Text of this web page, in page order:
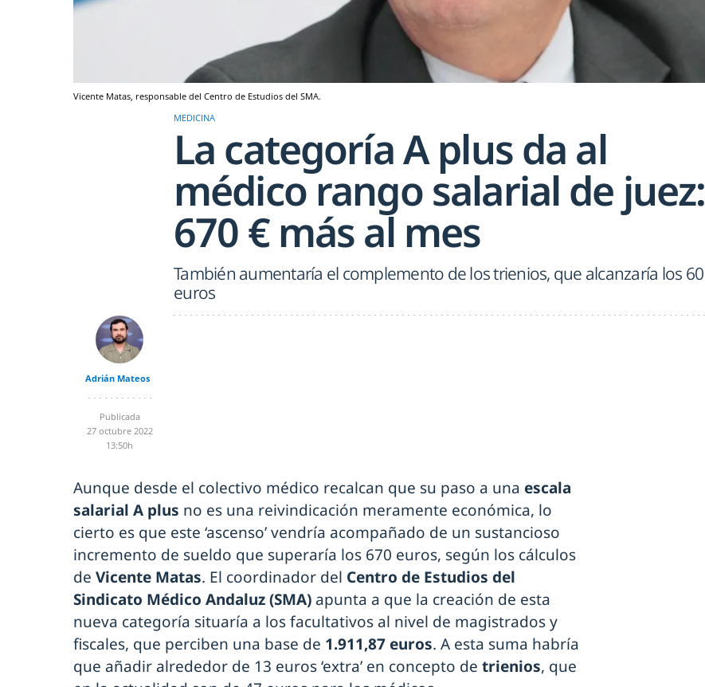
Vicente Matas, responsable del Centro de Estudios del SMA.
MEDICINA
La categoría A plus da al
médico rango salarial de juez:
670 € más al mes
También aumentaría el complemento de los trienios, que alcanzaría los 60
euros
Adrián Mateos
Publicada
27 octubre 2022
13:50h
Aunque desde el colectivo médico recalcan que su paso a una escala
salarial A plus no es una reivindicación meramente económica, lo
cierto es que este ‘ascenso’ vendría acompañado de un sustancioso
incremento de sueldo que superaría los 670 euros, según los cálculos
de Vicente Matas. El coordinador del Centro de Estudios del
Sindicato Médico Andaluz (SMA) apunta a que la creación de esta
nueva categoría situaría a los facultativos al nivel de magistrados y
fiscales, que perciben una base de 1.911,87 euros. A esta suma habría
que añadir alrededor de 13 euros ‘extra’ en concepto de trienios, que